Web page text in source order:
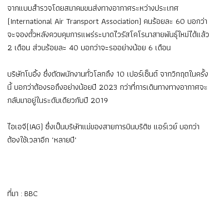
จากแบบสำรวจโดยสมาคมขนส่งทางอากาศระหว่างประเทศ
(International Air Transport Association) คนร้อยละ 60 บอกว่า
จะจองตั๋วหลังควบคุมการแพร่ระบาดไวรัสโคโรนาสายพันธุ์ใหม่ได้แล้ว
2 เดือน ส่วนร้อยละ 40 บอกว่าจะรออย่างน้อย 6 เดือน
บริษัทโบอิ้ง ซึ่งตัดพนักงานทั่วโลกถึง 10 เปอร์เซ็นต์ จากวิกฤตในครั้ง
นี้ บอกว่าต้องรอถึงอย่างน้อยปี 2023 กว่าที่การเดินทางทางอากาศจะ
กลับมาอยู่ในระดับเดียวกับปี 2019
ไอเอจี(IAG) ซึ่งเป็นบริษัทแม่ของสายการบินบริติช แอร์เวย์ บอกว่า
ต้องใช้เวลาอีก "หลายปี"
ที่มา :BBC